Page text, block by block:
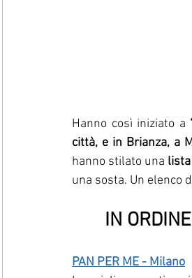
Hanno così iniziato a
città, e in Brianza, a
hanno stilato una
una sosta. Un elenco
IN
PAN PER ME - Milano